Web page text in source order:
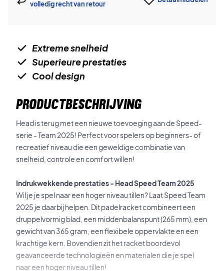
volledig recht van retour
Extreme snelheid
Superieure prestaties
Cool design
PRODUCTBESCHRIJVING
Head is terug met een nieuwe toevoeging aan de Speed-
serie - Team 2025! Perfect voor spelers op beginners- of
recreatief niveau die een geweldige combinatie van
snelheid, controle en comfort willen!
Indrukwekkende prestaties - Head Speed Team 2025
Wil je je spel naar een hoger niveau tillen? Laat Speed Team
2025 je daarbij helpen. Dit padelracket combineert een
druppelvormig blad, een middenbalanspunt (265 mm), een
gewicht van 365 gram, een flexibele oppervlakte en een
krachtige kern. Bovendien zit het racket boordevol
geavanceerde technologieën en materialen die je spel
naar een hoger niveau tillen!